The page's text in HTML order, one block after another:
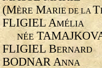
(MÈRE MARIEDE LA T
FLIGIEL AMÉLIA
NÉE
FLIGIEL BERNARD
BODNAR ANNA